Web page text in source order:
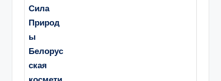
Сила
Природ
ы
Белорус
ская